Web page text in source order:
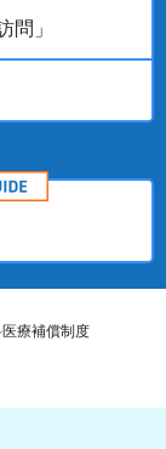
問」
療補償制度